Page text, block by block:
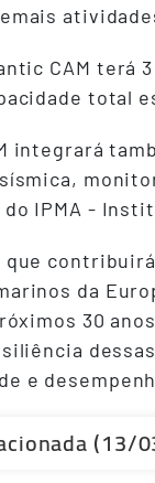
CAM terá
total
integrará
do IPMA -
da
30
e
(13/